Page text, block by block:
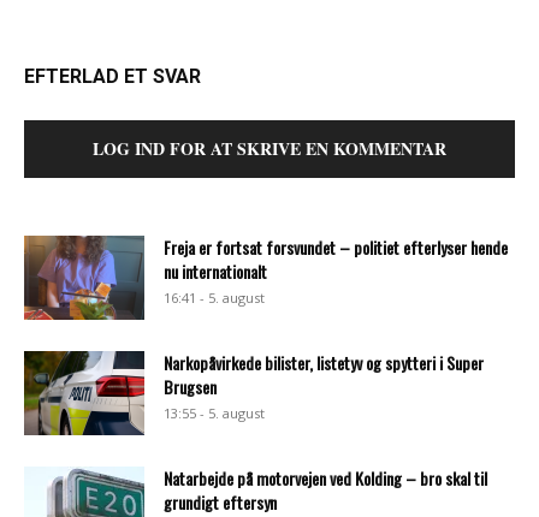
EFTERLAD ET SVAR
LOG IND FOR AT SKRIVE EN KOMMENTAR
Freja er fortsat forsvundet – politiet efterlyser hende
nu internationalt
16:41 - 5. august
Narkopåvirkede bilister, listetyv og spytteri i Super
Brugsen
13:55 - 5. august
Natarbejde på motorvejen ved Kolding – bro skal til
grundigt eftersyn